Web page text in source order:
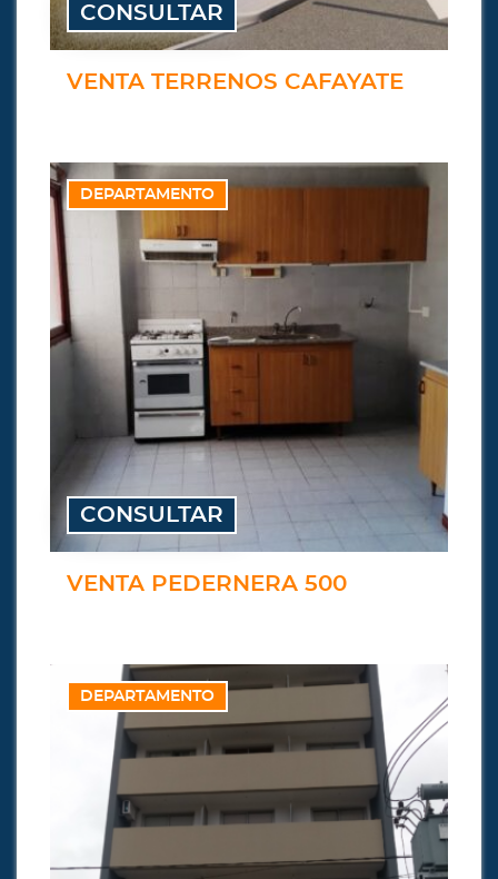
VENTA TERRENOS CAFAYATE
CONSULTAR
DEPARTAMENTO
VENTA PEDERNERA 500
CONSULTAR
DEPARTAMENTO